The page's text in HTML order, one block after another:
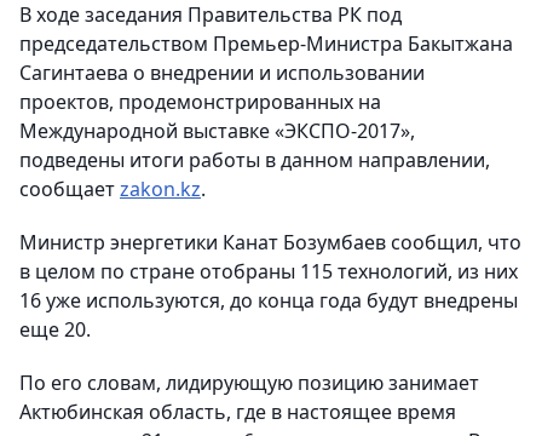
В ходе заседания Правительства РК под
председательством Премьер-Министра Бакытжана
Сагинтаева о внедрении и использовании
проектов, продемонстрированных на
Международной выставке «ЭКСПО-2017»,
подведены итоги работы в данном направлении,
сообщаетzakon.kz.
Министр энергетики Канат Бозумбаев сообщил, что
в целом по стране отобраны 115 технологий, из них
16 уже используются, до конца года будут внедрены
еще 20.
По его словам, лидирующую позицию занимает
Актюбинская область, где в настоящее время